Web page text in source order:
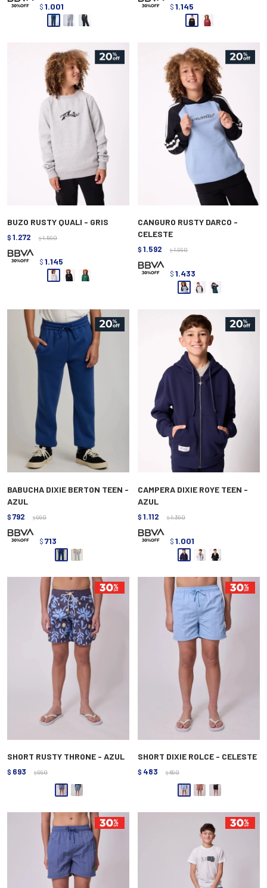
$ 1.001 $ 1.145
BUZO RUSTY QUALI - GRIS
$ 1.272 $ 1.590
$ 1.145
CANGURO RUSTY DARCO -
CELESTE
$ 1.592 $ 1.990
$ 1.433
BABUCHA DIXIE BERTON TEEN -
AZUL
$ 792 $ 990
$ 713
CAMPERA DIXIE ROYE TEEN -
AZUL
$ 1.112 $ 1.390
$ 1.001
SHORT RUSTY THRONE - AZUL
$ 693 $ 990
SHORT DIXIE ROLCE - CELESTE
$ 483 $ 690